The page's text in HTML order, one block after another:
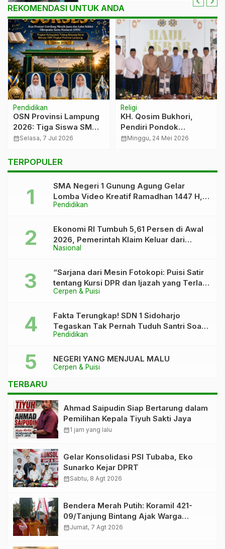
REKOMENDASI UNTUK ANDA
Pendidikan
OSN Provinsi Lampung
2026: Tiga Siswa SMAN
1 Gunung Agung Lolos
calendar_monthSelasa, 7 Jul 2026
Religi
KH. Qosim Bukhori,
Pendiri Pondok
Pesantren Raudlatul
calendar_monthMinggu, 24 Mei 2026
TERPOPULER
Pendidikan
SMA Negeri 1 Gunung Agung Gelar
Lomba Video Kreatif Ramadhan 1447 H,
Asah Bakat dan Pererat Kebersamaan
Nasional
Ekonomi RI Tumbuh 5,61 Persen di Awal
2026, Pemerintah Klaim Keluar dari
“Kutukan” 5 Persen
Cerpen & Puisi
“Sarjana dari Mesin Fotokopi: Puisi Satir
tentang Kursi DPR dan Ijazah yang Terlalu
Rapi”
Pendidikan
Fakta Terungkap! SDN 1 Sidoharjo
Tegaskan Tak Pernah Tuduh Santri Soal
Kaca Pecah
Cerpen & Puisi
NEGERI YANG MENJUAL MALU
TERBARU
Ahmad Saipudin Siap Bertarung dalam
Pemilihan Kepala Tiyuh Sakti Jaya
calendar_month1 jam yang lalu
Gelar Konsolidasi PSI Tubaba, Eko
Sunarko Kejar DPRT
calendar_monthSabtu, 8 Agt 2026
Bendera Merah Putih: Koramil 421-
09/Tanjung Bintang Ajak Warga
Kibarkan Bendera, Kobarkan
calendar_monthJumat, 7 Agt 2026